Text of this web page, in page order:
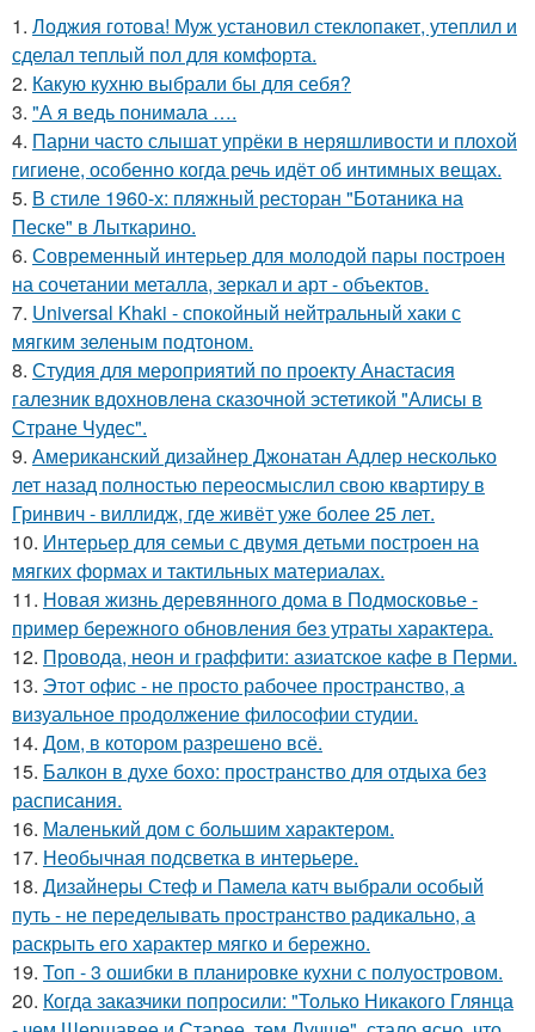
1. Лоджия готова! Муж установил стеклопакет, утеплил и
сделал теплый пол для комфорта.
2. Какую кухню выбрали бы для себя?
3. "А я ведь понимала ….
4. Парни часто слышат упрёки в неряшливости и плохой
гигиене, особенно когда речь идёт об интимных вещах.
5. В стиле 1960-х: пляжный ресторан "Ботаника на
Песке" в Лыткарино.
6. Современный интерьер для молодой пары построен
на сочетании металла, зеркал и арт - объектов.
7. Universal Khaki - спокойный нейтральный хаки с
мягким зеленым подтоном.
8. Студия для мероприятий по проекту Анастасия
галезник вдохновлена сказочной эстетикой "Алисы в
Стране Чудес".
9. Американский дизайнер Джонатан Адлер несколько
лет назад полностью переосмыслил свою квартиру в
Гринвич - виллидж, где живёт уже более 25 лет.
10. Интерьер для семьи с двумя детьми построен на
мягких формах и тактильных материалах.
11. Новая жизнь деревянного дома в Подмосковье -
пример бережного обновления без утраты характера.
12. Провода, неон и граффити: азиатское кафе в Перми.
13. Этот офис - не просто рабочее пространство, а
визуальное продолжение философии студии.
14. Дом, в котором разрешено всё.
15. Балкон в духе бохо: пространство для отдыха без
расписания.
16. Маленький дом с большим характером.
17. Необычная подсветка в интерьере.
18. Дизайнеры Стеф и Памела катч выбрали особый
путь - не переделывать пространство радикально, а
раскрыть его характер мягко и бережно.
19. Топ - 3 ошибки в планировке кухни с полуостровом.
20. Когда заказчики попросили: "Только Никакого Глянца